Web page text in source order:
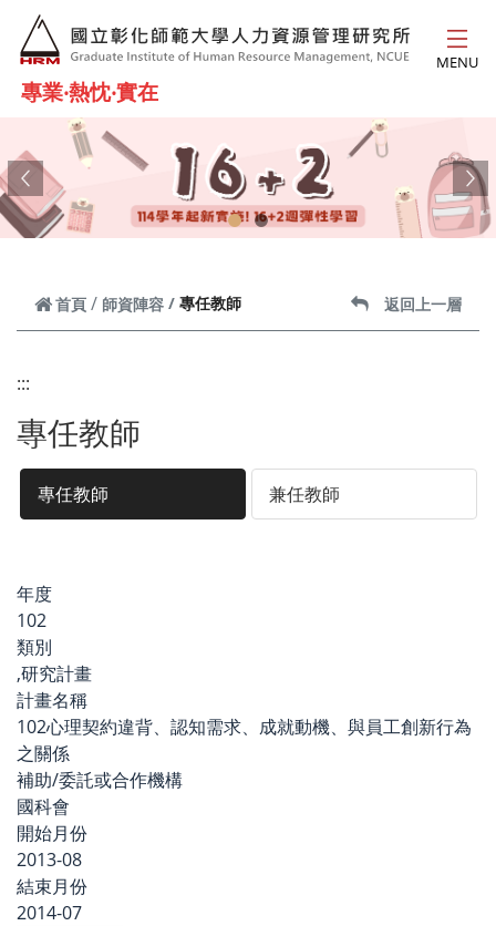
跳到主要內容
專業‧熱忱‧實在
MENU
Previous
首頁 師資陣容 專任教師 返回上一層
:::
專任教師
專任教師 兼任教師
年度
102
類別
,研究計畫
計畫名稱
102心理契約違背、認知需求、成就動機、與員工創新行為
之關係
補助/委託或合作機構
國科會
開始月份
2013-08
結束月份
2014-07